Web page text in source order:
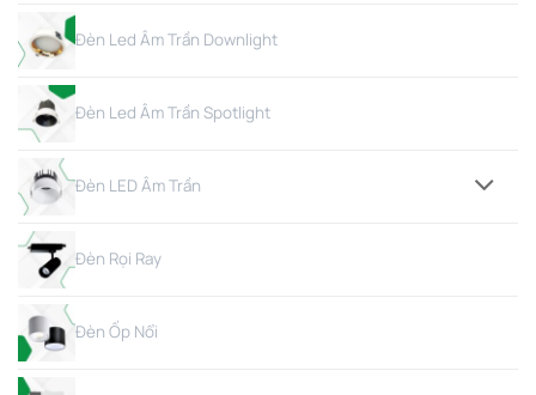
Đèn Led Âm Trần Downlight
Đèn Led Âm Trần Spotlight
Đèn LED Âm Trần
Đèn Rọi Ray
Đèn Ốp Nổi